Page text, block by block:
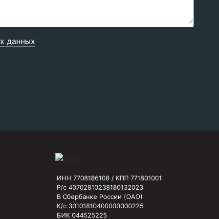
данных
ИНН 7708186108 / КПП 771801001
Р/с 40702810238180132023
В Сбербанке России (ОАО)
К/с 30101810400000000225
БИК 044525225